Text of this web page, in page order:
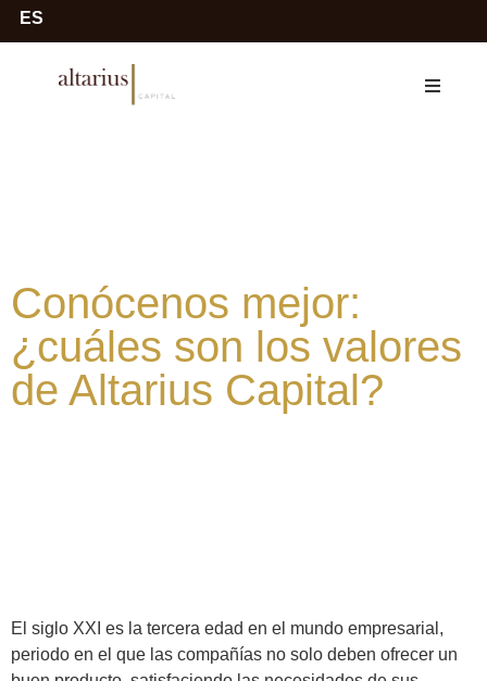
ES
Conócenos mejor:
¿cuáles son los valores
de Altarius Capital?
El siglo XXI es la tercera edad en el mundo empresarial,
periodo en el que las compañías no solo deben ofrecer un